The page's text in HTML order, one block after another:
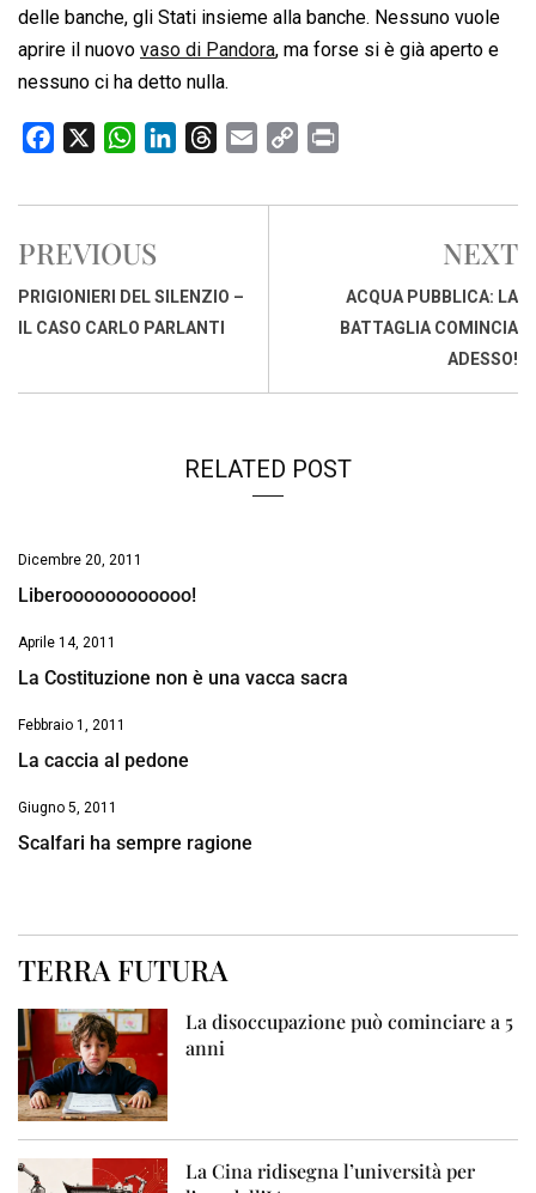
delle banche, gli Stati insieme alla banche. Nessuno vuole
aprire il nuovo vaso di Pandora, ma forse si è già aperto e
nessuno ci ha detto nulla.
c
b
o
o
W
a
s
A
p
n
d
I
r
d
s
a
p
i
PREVIOUS
PRIGIONIERI DEL SILENZIO –
IL CASO CARLO PARLANTI
NEXT
ACQUA PUBBLICA: LA
BATTAGLIA COMINCIA
ADESSO!
RELATED POST
Dicembre 20, 2011
Liberoooooooooooo!
Aprile 14, 2011
La Costituzione non è una vacca sacra
Febbraio 1, 2011
La caccia al pedone
Giugno 5, 2011
Scalfari ha sempre ragione
TERRA FUTURA
La disoccupazione può cominciare a 5
anni
La Cina ridisegna l’università per